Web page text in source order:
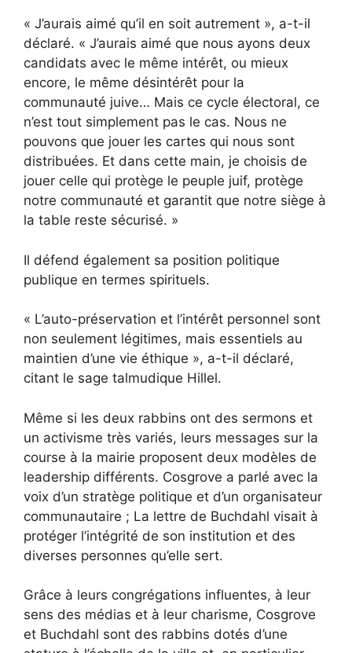
« J’aurais aimé qu’il en soit autrement », a-t-il
déclaré. « J’aurais aimé que nous ayons deux
candidats avec le même intérêt, ou mieux
encore, le même désintérêt pour la
communauté juive… Mais ce cycle électoral, ce
n’est tout simplement pas le cas. Nous ne
pouvons que jouer les cartes qui nous sont
distribuées. Et dans cette main, je choisis de
jouer celle qui protège le peuple juif, protège
notre communauté et garantit que notre siège à
la table reste sécurisé. »
Il défend également sa position politique
publique en termes spirituels.
« L’auto-préservation et l’intérêt personnel sont
non seulement légitimes, mais essentiels au
maintien d’une vie éthique », a-t-il déclaré,
citant le sage talmudique Hillel.
Même si les deux rabbins ont des sermons et
un activisme très variés, leurs messages sur la
course à la mairie proposent deux modèles de
leadership différents. Cosgrove a parlé avec la
voix d’un stratège politique et d’un organisateur
communautaire ; La lettre de Buchdahl visait à
protéger l’intégrité de son institution et des
diverses personnes qu’elle sert.
Grâce à leurs congrégations influentes, à leur
sens des médias et à leur charisme, Cosgrove
et Buchdahl sont des rabbins dotés d’une